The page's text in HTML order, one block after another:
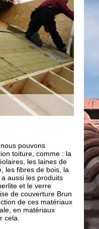
toiture
forte de plusieurs
toiture dans
et les
cela que nous
et besoins en
et différentes
de l’art. D’ailleurs
toit sera bien
isolation de toiture ;
Le
mise
de